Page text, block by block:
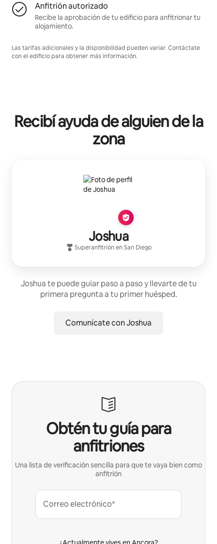
Anfitrión autorizado
Recibe la aprobación de tu edificio para anfitrionar tu
alojamiento.
Las tarifas adicionales y la disponibilidad pueden variar. Contáctate
con el edificio para obtener más información.
Recibí ayuda de alguien de la
zona
Joshua
Superanfitrión en San Diego
Joshua te puede guiar paso a paso y llevarte de tu
primera pregunta a tu primer huésped.
Comunícate con Joshua
Obtén tu guía para
anfitriones
Una lista de verificación sencilla para que te vaya bien como
anfitrión
Correo electrónico*